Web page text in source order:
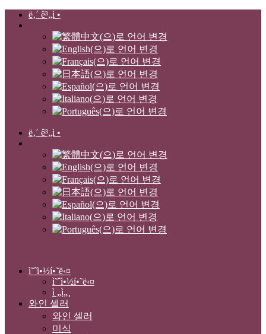
ë‚´ ê³„ì •
ë‚´ ê³„ì •
ì˜ˆì•½í•˜ë‹¤
ì˜ˆì•½í•˜ë‹¤
ì „ì„¸
와인 셀러
와인 셀러
미식